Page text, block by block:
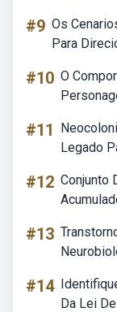
#9 Os
Para
#10 O
#11
Legado
#12 Conjunto
#13
#14
Da Lei